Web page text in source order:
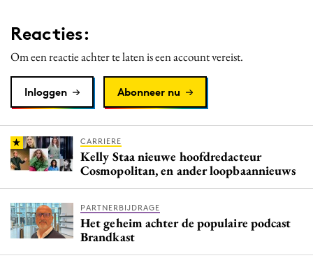
Reacties:
Om een reactie achter te laten is een account vereist.
Inloggen Abonneer nu
CARRIERE
Kelly Staa nieuwe hoofdredacteur
Cosmopolitan, en ander loopbaannieuws
PARTNERBIJDRAGE
Het geheim achter de populaire podcast
Brandkast